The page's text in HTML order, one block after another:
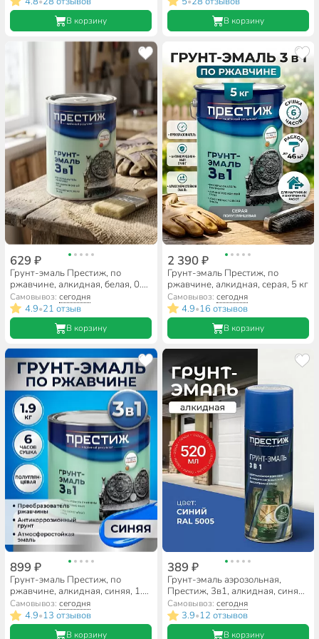
В корзину В корзину
629 ₽
Грунт-эмаль Престиж, по
ржавчине, алкидная, белая, 0.9
кг
Самовывоз:сегодня
4.9•21 отзыв
В корзину
2 390 ₽
Грунт-эмаль Престиж, по
ржавчине, алкидная, серая, 5 кг
Самовывоз: сегодня
4.9•16 отзывов
В корзину
899 ₽
Грунт-эмаль Престиж, по
ржавчине, алкидная, синяя, 1.9
кг
Самовывоз:сегодня
4.9•13 отзывов
В корзину
389 ₽
Грунт-эмаль аэрозольная,
Престиж, 3в1, алкидная, синяя,
RAL 5005, 520 мл, 0.425 кг
Самовывоз: сегодня
3.9•12 отзывов
В корзину